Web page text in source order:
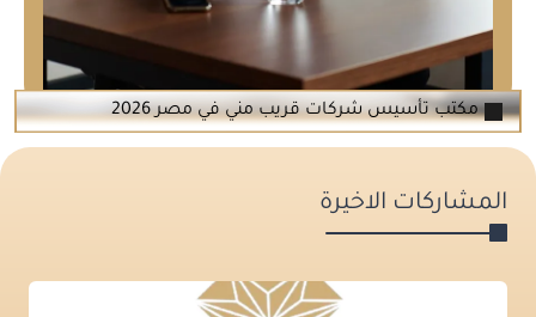
مكتب تأسيس شركات قريب مني في مصر 2026
المشاركات الاخيرة